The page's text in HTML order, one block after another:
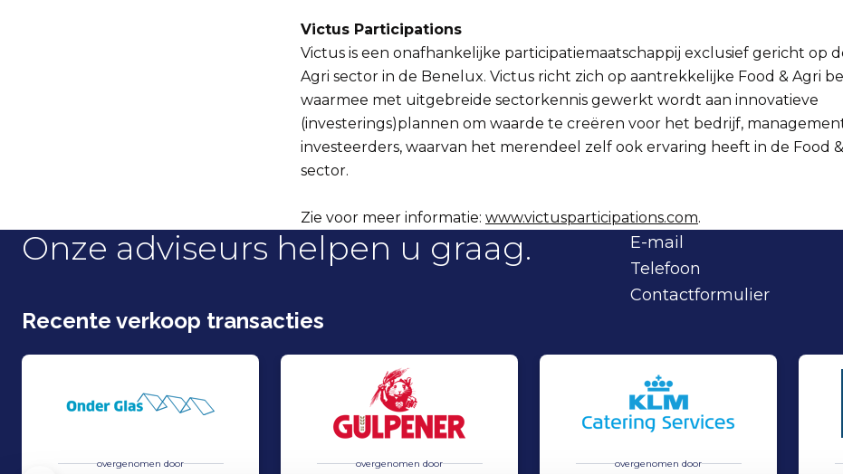
Victus Participations
Victus is een onafhankelijke participatiemaatschappij exclusief gericht op
Agri sector in de Benelux. Victus richt zich op aantrekkelijke Food & Agri
waarmee met uitgebreide sectorkennis gewerkt wordt aan innovatieve
(investerings)plannen om waarde te creëren voor het bedrijf,
investeerders, waarvan het merendeel zelf ook ervaring heeft in de Food
sector.
Zie voor meer informatie: www.victusparticipations.com.
Onze adviseurs helpen u graag.
E-mail
Telefoon
Contactformulier
Recente verkoop transacties
overgenomen door overgenomen door overgenomen door